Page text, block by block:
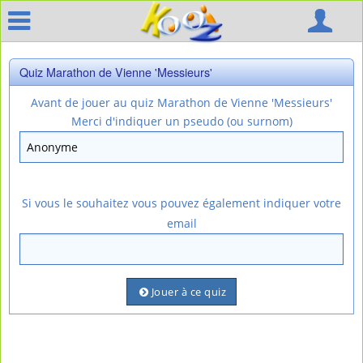
Quiz Marathon de Vienne 'Messieurs'
Avant de jouer au quiz Marathon de Vienne 'Messieurs'
Merci d'indiquer un pseudo (ou surnom)
Si vous le souhaitez vous pouvez également indiquer votre
email
Jouer à ce quiz